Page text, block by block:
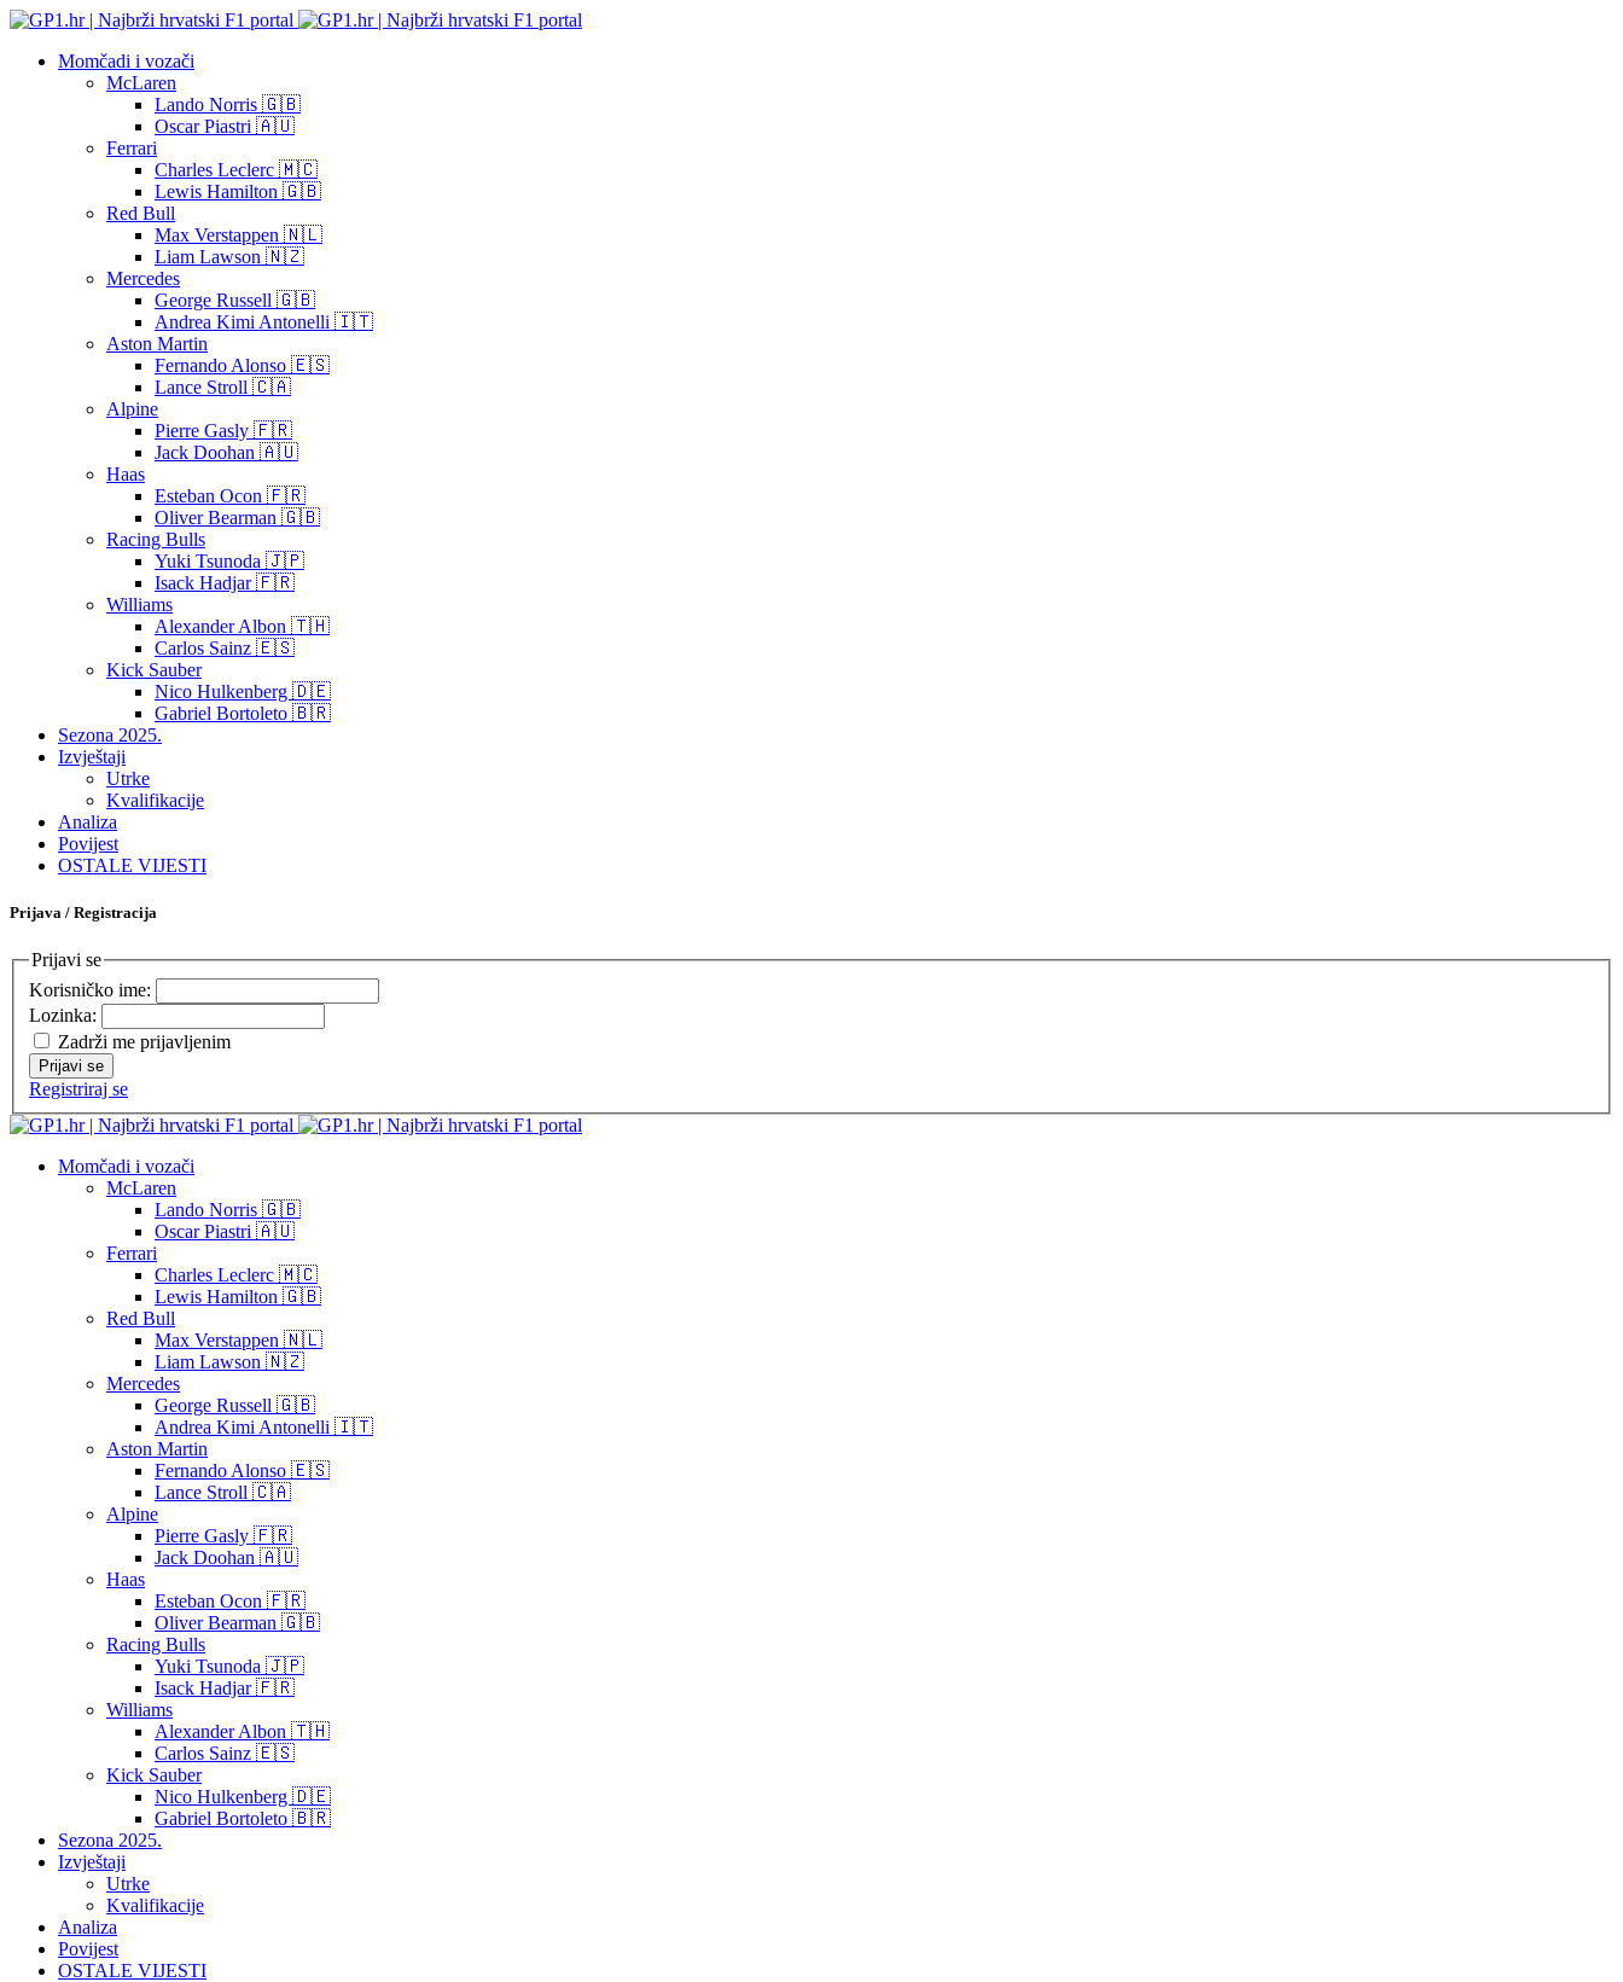
Momčadi i vozači
McLaren
Lando Norris 🇬🇧
Oscar Piastri 🇦🇺
Ferrari
Charles Leclerc 🇲🇨
Lewis Hamilton 🇬🇧
Red Bull
Max Verstappen 🇳🇱
Liam Lawson 🇳🇿
Mercedes
George Russell 🇬🇧
Andrea Kimi Antonelli 🇮🇹
Aston Martin
Fernando Alonso 🇪🇸
Lance Stroll 🇨🇦
Alpine
Pierre Gasly 🇫🇷
Jack Doohan 🇦🇺
Haas
Esteban Ocon 🇫🇷
Oliver Bearman 🇬🇧
Racing Bulls
Yuki Tsunoda 🇯🇵
Isack Hadjar 🇫🇷
Williams
Alexander Albon 🇹🇭
Carlos Sainz 🇪🇸
Kick Sauber
Nico Hulkenberg 🇩🇪
Gabriel Bortoleto 🇧🇷
Sezona 2025.
Izvještaji
Utrke
Kvalifikacije
Analiza
Povijest
OSTALE VIJESTI
Prijava / Registracija
Prijavi se
Korisničko ime:
Lozinka:
Zadrži me prijavljenim
Prijavi se
Registriraj se
Momčadi i vozači
McLaren
Lando Norris 🇬🇧
Oscar Piastri 🇦🇺
Ferrari
Charles Leclerc 🇲🇨
Lewis Hamilton 🇬🇧
Red Bull
Max Verstappen 🇳🇱
Liam Lawson 🇳🇿
Mercedes
George Russell 🇬🇧
Andrea Kimi Antonelli 🇮🇹
Aston Martin
Fernando Alonso 🇪🇸
Lance Stroll 🇨🇦
Alpine
Pierre Gasly 🇫🇷
Jack Doohan 🇦🇺
Haas
Esteban Ocon 🇫🇷
Oliver Bearman 🇬🇧
Racing Bulls
Yuki Tsunoda 🇯🇵
Isack Hadjar 🇫🇷
Williams
Alexander Albon 🇹🇭
Carlos Sainz 🇪🇸
Kick Sauber
Nico Hulkenberg 🇩🇪
Gabriel Bortoleto 🇧🇷
Sezona 2025.
Izvještaji
Utrke
Kvalifikacije
Analiza
Povijest
OSTALE VIJESTI